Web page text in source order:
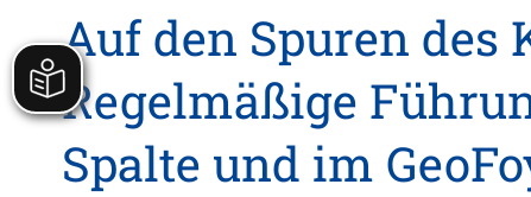
Auf den Spuren des
Regelmäßige
Spalte und im